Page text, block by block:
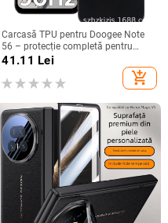
Carcasă TPU pentru Doogee Note
56 – protecție completă pentru
Note 56, Plus și Pro, realizată
41.11 Lei
add_shopping_cart